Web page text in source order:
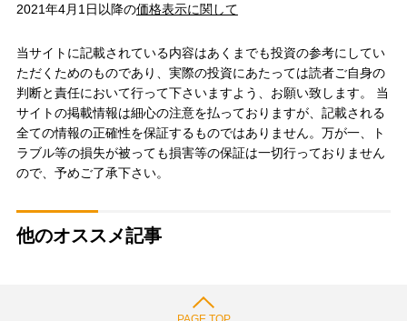
2021年4月1日以降の価格表示に関して
当サイトに記載されている内容はあくまでも投資の参考にしてい
ただくためのものであり、実際の投資にあたっては読者ご自身の
判断と責任において行って下さいますよう、お願い致します。 当
サイトの掲載情報は細心の注意を払っておりますが、記載される
全ての情報の正確性を保証するものではありません。万が一、ト
ラブル等の損失が被っても損害等の保証は一切行っておりません
ので、予めご了承下さい。
他のオススメ記事